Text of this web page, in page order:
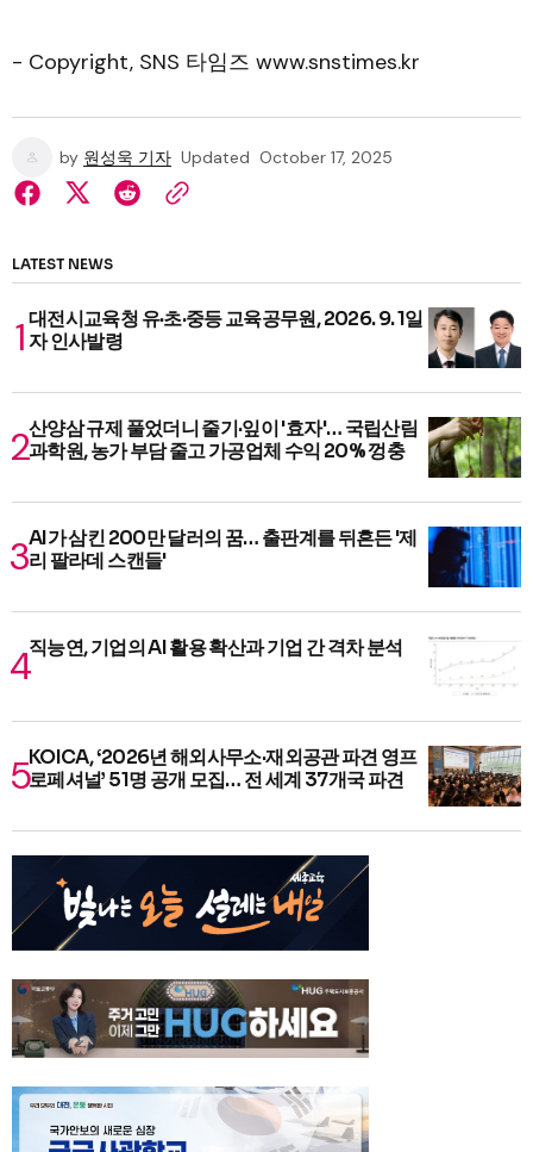
- Copyright, SNS 타임즈 www.snstimes.kr
by 원성욱 기자 Updated October 17, 2025
LATEST NEWS
대전시교육청 유·초·중등 교육공무원, 2026. 9. 1일
자 인사발령
산양삼 규제 풀었더니 줄기·잎이 '효자'… 국립산림
과학원, 농가 부담 줄고 가공업체 수익 20% 껑충
AI가 삼킨 200만 달러의 꿈… 출판계를 뒤흔든 '제
리 팔라데 스캔들'
직능연, 기업의 AI 활용 확산과 기업 간 격차 분석
KOICA, ‘2026년 해외사무소·재외공관 파견 영프
로페셔널’ 51명 공개 모집… 전 세계 37개국 파견